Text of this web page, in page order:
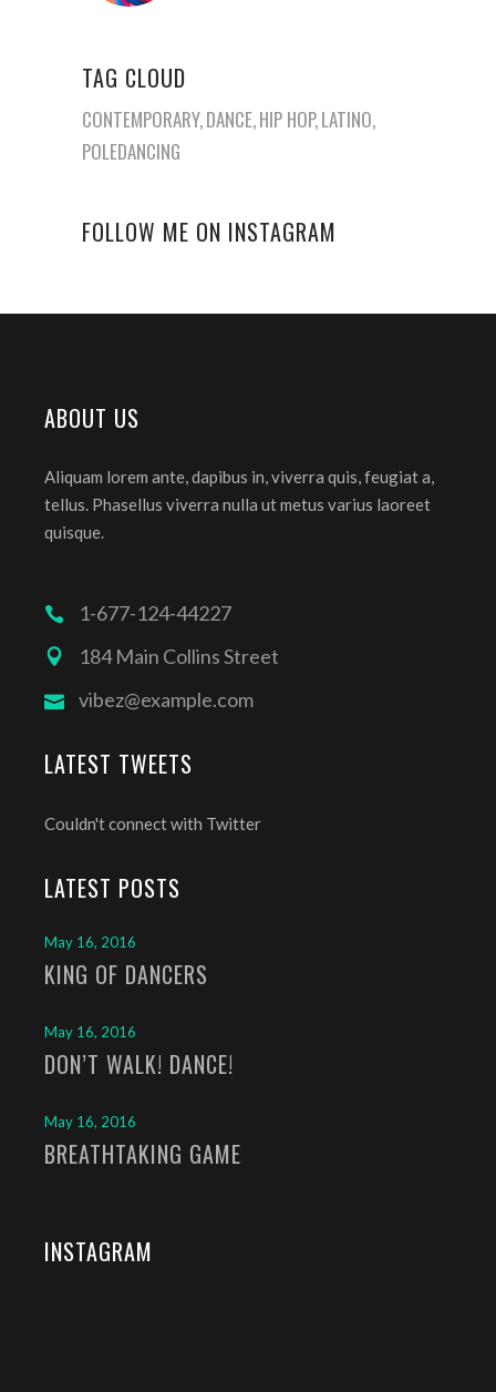
TAG CLOUD
CONTEMPORARY DANCE HIP HOP LATINO
POLEDANCING
FOLLOW ME ON INSTAGRAM
ABOUT US
Aliquam lorem ante, dapibus in, viverra quis, feugiat a,
tellus. Phasellus viverra nulla ut metus varius laoreet
quisque.
1-677-124-44227
184 Main Collins Street
vibez@example.com
LATEST TWEETS
Couldn't connect with Twitter
LATEST POSTS
May 16, 2016
KING OF DANCERS
May 16, 2016
DON’T WALK! DANCE!
May 16, 2016
BREATHTAKING GAME
INSTAGRAM